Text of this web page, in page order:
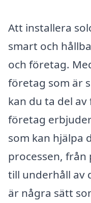
Att installera
smart och
och företag.
företag som är
kan du ta del av
företag
som kan hjälpa
processen,
till underhåll av
är några sätt